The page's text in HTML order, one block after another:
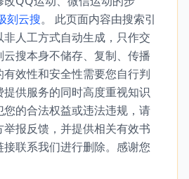
刻云搜。 此页面内容由搜索引
人工方式自动生成，只作交
搜本身不储存、复制、传播
效性和安全性需要您自行判
供服务的同时高度重视知识
的合法权益或违法违规，请
报反馈，并提供相关有效书
联系我们进行删除。感谢您